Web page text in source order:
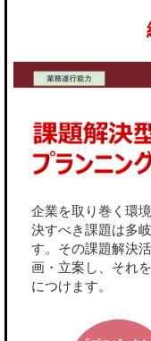
企業を取り巻く環
決すべき課題は多
す。その課題解決
画・立案し、それ
につけます。